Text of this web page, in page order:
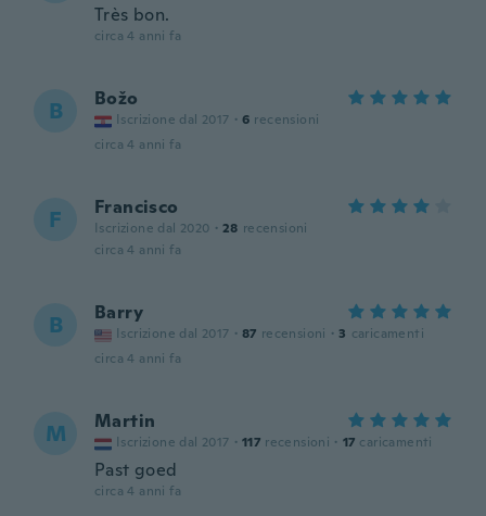
Très bon.
circa 4 anni fa
B Božo
Iscrizione dal 2017 · 6 recensioni
circa 4 anni fa
F Francisco
Iscrizione dal 2020 · 28 recensioni
circa 4 anni fa
B Barry
Iscrizione dal 2017 · 87 recensioni · 3 caricamenti
circa 4 anni fa
M Martin
Iscrizione dal 2017 · 117 recensioni · 17 caricamenti
Past goed
circa 4 anni fa